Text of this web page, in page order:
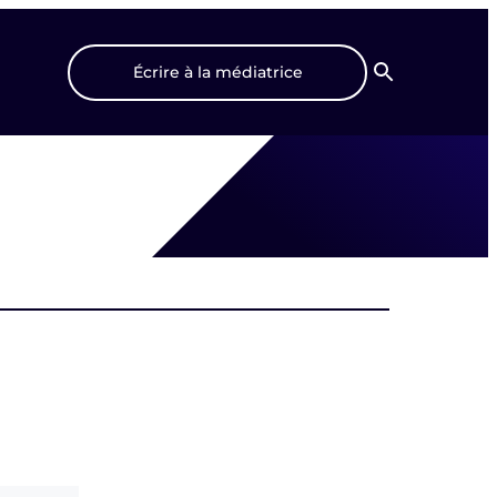
Écrire à la médiatrice
Recherche